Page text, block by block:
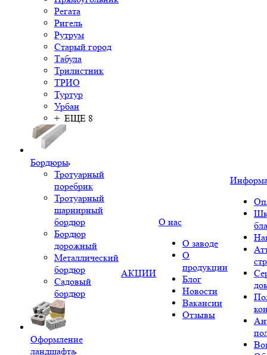
Регата
Ригель
Рутрум
Старый город
Табула
Трилистник
ТРИО
Туртур
Урбан
+ ЕЩЕ 8
Бордюры
Тротуарный
поребрик
Тротуарный
шарнирный
бордюр
Бордюр
дорожный
Металлический
бордюр
Садовый
бордюр
Оформление
ландшафта
АКЦИИ
О нас
О заводе
О
продукции
Блог
Новости
Вакансии
Отзывы